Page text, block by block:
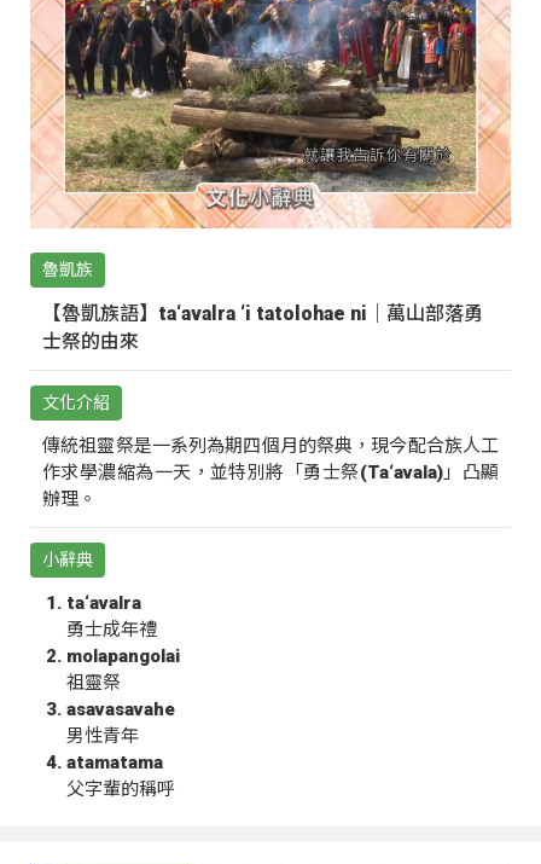
魯凱族
【魯凱族語】ta‘avalra ‘i tatolohae ni｜萬山部落勇
士祭的由來
文化介紹
傳統祖靈祭是一系列為期四個月的祭典，現今配合族人工
作求學濃縮為一天，並特別將「勇士祭(Ta‘avala)」凸顯
辦理。
小辭典
ta‘avalra
勇士成年禮
molapangolai
祖靈祭
asavasavahe
男性青年
atamatama
父字輩的稱呼